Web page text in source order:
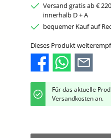
Versand gratis ab €
innerhalb D + A
bequemer Kauf auf
Dieses Produkt
Für das aktuelle
Versandkosten an.